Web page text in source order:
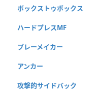
ボックストゥボックス
ハードプレスMF
プレーメイカー
アンカー
攻撃的サイドバック